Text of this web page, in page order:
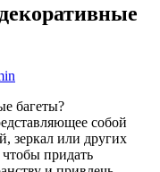
собой
зеркал или других
придать